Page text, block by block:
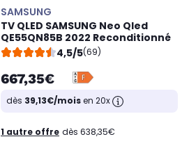
SAMSUNG
TV QLED SAMSUNG Neo Qled
QE55QN85B 2022 Reconditionné
4,5/5(69)
667,35€
dès 39,13€/moisen 20x
1 autre offre dès 638,35€